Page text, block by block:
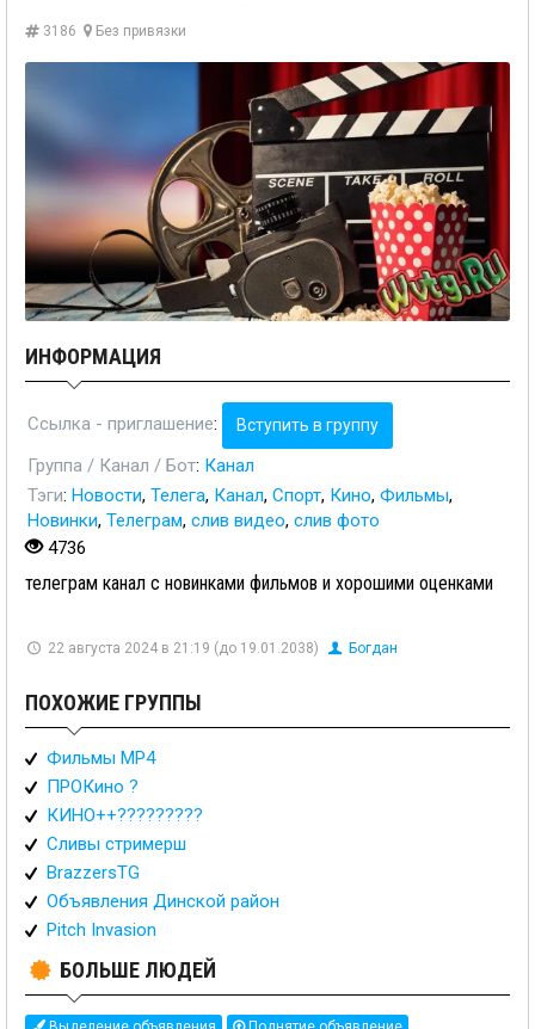
3186 Без привязки
ИНФОРМАЦИЯ
Ссылка - приглашение: Вступить в группу
Группа / Канал / Бот: Канал
Тэги: Новости, Телега, Канал, Спорт, Кино, Фильмы,
Новинки, Телеграм, слив видео, слив фото
4736
телеграм канал с новинками фильмов и хорошими оценками
22 августа 2024 в 21:19 (до 19.01.2038) Богдан
ПОХОЖИЕ ГРУППЫ
Фильмы MP4
ПРОКино ?
КИНО++?????????
Сливы стримерш
BrazzersTG
Объявления Динской район
Pitch Invasion
БОЛЬШЕ ЛЮДЕЙ